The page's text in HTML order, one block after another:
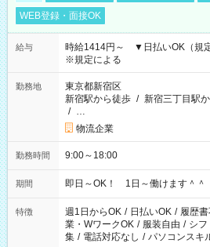
WEB登録・面接OK
給与
時給1414円～ ▼日払いOK（規
※規定による
勤務地
東京都新宿区
新宿駅から徒歩 / 新宿三丁目駅
/ …
物流企業
勤務時間 9:00～18:00
期間 即日～OK！ 1日～働けます＾＾
特徴 週1日からOK / 日払いOK / 履歴
業・WワークOK / 服装自由 / シフ
集 / 電話対応なし / パソコンスキ